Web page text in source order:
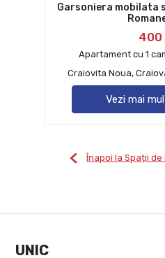
Garsoniera mobilata
400
Apartament cu 1
Craiovita Noua,
Vezi mai
Înapoi la Spații
UNIC